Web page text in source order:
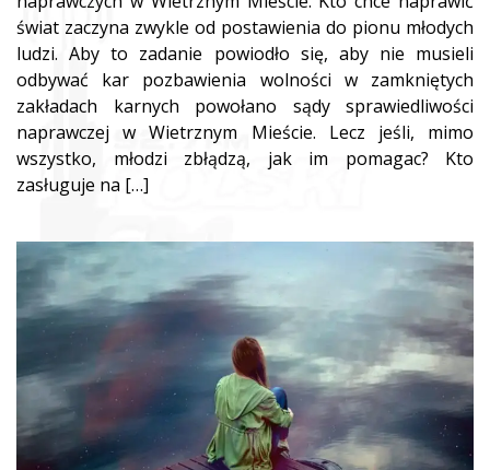
świat zaczyna zwykle od postawienia do pionu młodych
ludzi. Aby to zadanie powiodło się, aby nie musieli
odbywać kar pozbawienia wolności w zamkniętych
zakładach karnych powołano sądy sprawiedliwości
naprawczej w Wietrznym Mieście. Lecz jeśli, mimo
wszystko, młodzi zbłądzą, jak im pomagac? Kto
zasługuje na […]